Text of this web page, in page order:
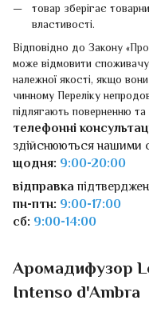
товар зберігає
властивості.
Відповідно до Закону «
може відмовити споживачу
належної якості, якщо
чинному Переліку
підлягають поверненню та
телефонні
здійснюються нашими
щодня: 9:00-20:00
відправка
пн-птн: 9:00-17:00
сб: 9:00-14:00
Аромадифузор
Intenso d'Ambra